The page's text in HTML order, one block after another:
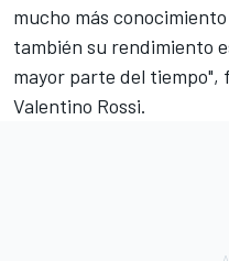
mucho más
también su rendimiento
mayor parte del tiempo",
Valentino Rossi.